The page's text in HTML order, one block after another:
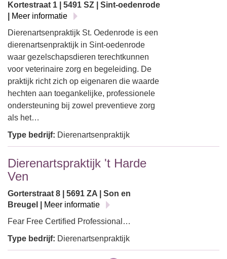
Kortestraat 1 | 5491 SZ | Sint-oedenrode
Meer informatie
Dierenartsenpraktijk St. Oedenrode is een
dierenartsenpraktijk in Sint-oedenrode
waar gezelschapsdieren terechtkunnen
voor veterinaire zorg en begeleiding. De
praktijk richt zich op eigenaren die waarde
hechten aan toegankelijke, professionele
ondersteuning bij zowel preventieve zorg
als het…
Type bedrijf: Dierenartsenpraktijk
Dierenartspraktijk 't Harde
Ven
Gorterstraat 8 | 5691 ZA | Son en
Breugel |
Meer informatie
Fear Free Certified Professional…
Type bedrijf: Dierenartsenpraktijk